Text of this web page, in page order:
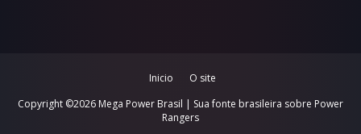
Inicio
O site
Copyright ©2026 Mega Power Brasil | Sua fonte brasileira sobre Power
Rangers